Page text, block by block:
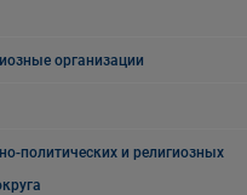
организации
политических и религиозных